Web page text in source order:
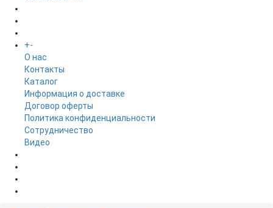
+-
O нас
Контакты
Каталог
Информация о доставке
Договор оферты
Политика конфиденциальности
Сотрудничество
Видео